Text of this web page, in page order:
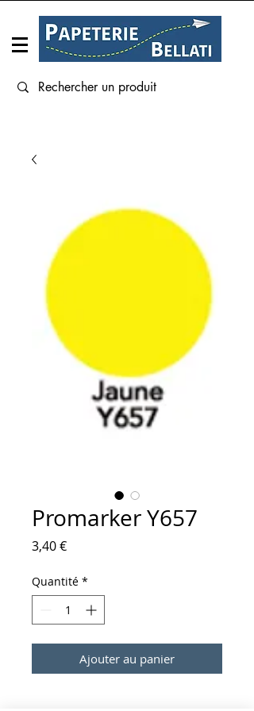
Promarker Y657
3,40 €Prix
Quantité *
Ajouter au panier